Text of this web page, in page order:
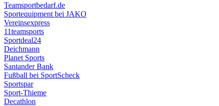
Teamsportbedarf.de
Sportequipment bei JAKO
Vereinsexpress
11teamsports
Sportdeal24
Deichmann
Planet Sports
Santander Bank
Fußball bei SportScheck
Sportspar
Sport-Thieme
Decathlon